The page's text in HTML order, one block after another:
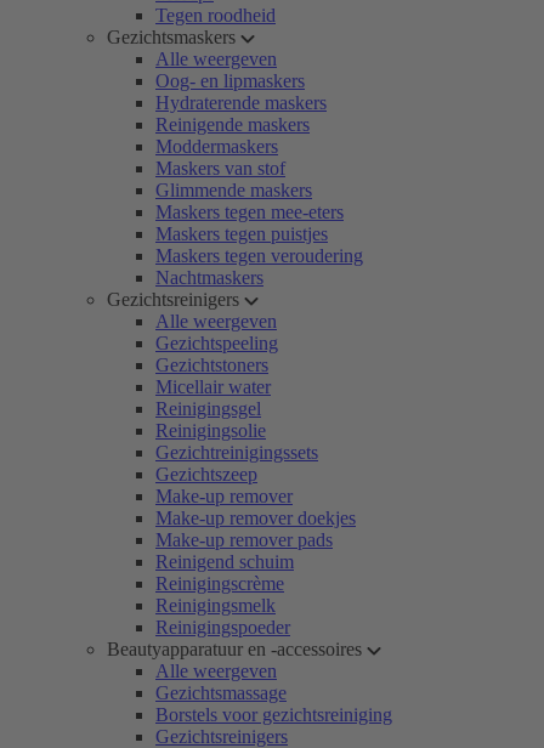
Tegen roodheid
Gezichtsmaskers
Alle weergeven
Oog- en lipmaskers
Hydraterende maskers
Reinigende maskers
Moddermaskers
Maskers van stof
Glimmende maskers
Maskers tegen mee-eters
Maskers tegen puistjes
Maskers tegen veroudering
Nachtmaskers
Gezichtsreinigers
Alle weergeven
Gezichtspeeling
Gezichtstoners
Micellair water
Reinigingsgel
Reinigingsolie
Gezichtreinigingssets
Gezichtszeep
Make-up remover
Make-up remover doekjes
Make-up remover pads
Reinigend schuim
Reinigingscrème
Reinigingsmelk
Reinigingspoeder
Beautyapparatuur en -accessoires
Alle weergeven
Gezichtsmassage
Borstels voor gezichtsreiniging
Gezichtsreinigers